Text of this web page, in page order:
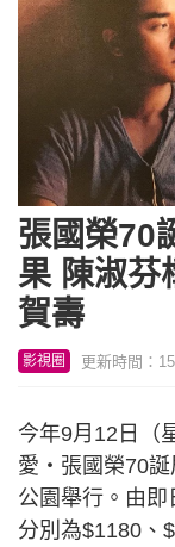
張國榮70
果 陳淑芬
賀壽
影視圈 更新時間：
今年9月12日（
愛・張國榮70
公園舉行。由
分別為$1180、